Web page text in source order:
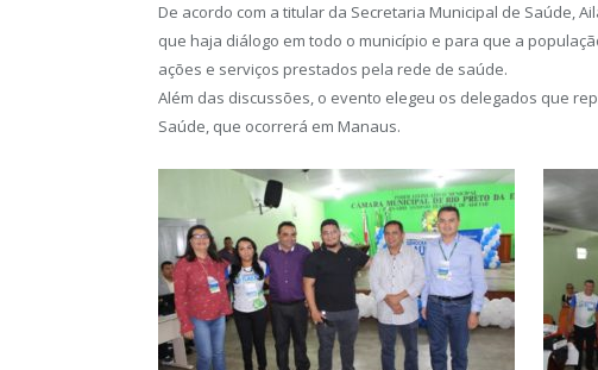
De acordo com a titular da Secretaria Municipal de Saúde,
que haja diálogo em todo o município e para que a
ações e serviços prestados pela rede de saúde.
Além das discussões, o evento elegeu os delegados que
Saúde, que ocorrerá em Manaus.